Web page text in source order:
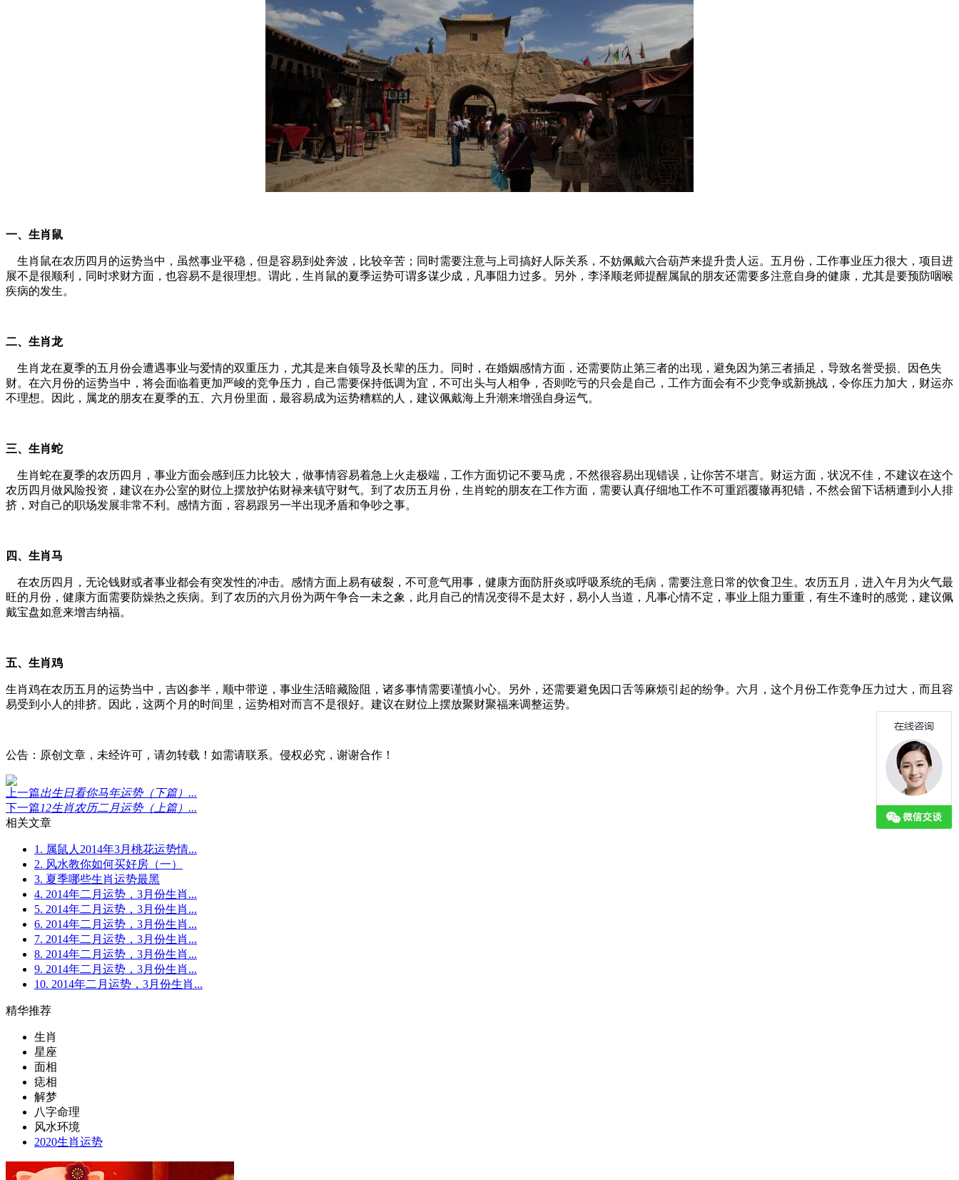
一、生肖鼠
生肖鼠在农历四月的运势当中，虽然事业平稳，但是容易到处奔波，比较辛苦；同时需要注意与上司搞好人际关系，不妨佩戴六合葫芦来提升贵人运。五月份，工作事业压力很大，项目进
展不是很顺利，同时求财方面，也容易不是很理想。谓此，生肖鼠的夏季运势可谓多谋少成，凡事阻力过多。另外，李泽顺老师提醒属鼠的朋友还需要多注意自身的健康，尤其是要预防咽喉
疾病的发生。
二、生肖龙
生肖龙在夏季的五月份会遭遇事业与爱情的双重压力，尤其是来自领导及长辈的压力。同时，在婚姻感情方面，还需要防止第三者的出现，避免因为第三者插足，导致名誉受损、因色失
财。在六月份的运势当中，将会面临着更加严峻的竞争压力，自己需要保持低调为宜，不可出头与人相争，否则吃亏的只会是自己，工作方面会有不少竞争或新挑战，令你压力加大，财运亦
不理想。因此，属龙的朋友在夏季的五、六月份里面，最容易成为运势糟糕的人，建议佩戴海上升潮来增强自身运气。
三、生肖蛇
生肖蛇在夏季的农历四月，事业方面会感到压力比较大，做事情容易着急上火走极端，工作方面切记不要马虎，不然很容易出现错误，让你苦不堪言。财运方面，状况不佳，不建议在这个
农历四月做风险投资，建议在办公室的财位上摆放护佑财禄来镇守财气。到了农历五月份，生肖蛇的朋友在工作方面，需要认真仔细地工作不可重蹈覆辙再犯错，不然会留下话柄遭到小人排
挤，对自己的职场发展非常不利。感情方面，容易跟另一半出现矛盾和争吵之事。
四、生肖马
在农历四月，无论钱财或者事业都会有突发性的冲击。感情方面上易有破裂，不可意气用事，健康方面防肝炎或呼吸系统的毛病，需要注意日常的饮食卫生。农历五月，进入午月为火气最
旺的月份，健康方面需要防燥热之疾病。到了农历的六月份为两午争合一未之象，此月自己的情况变得不是太好，易小人当道，凡事心情不定，事业上阻力重重，有生不逢时的感觉，建议佩
戴宝盘如意来增吉纳福。
五、生肖鸡
生肖鸡在农历五月的运势当中，吉凶参半，顺中带逆，事业生活暗藏险阻，诸多事情需要谨慎小心。另外，还需要避免因口舌等麻烦引起的纷争。六月，这个月份工作竞争压力过大，而且容
易受到小人的排挤。因此，这两个月的时间里，运势相对而言不是很好。建议在财位上摆放聚财聚福来调整运势。
公告：原创文章，未经许可，请勿转载！如需请联系。侵权必究，谢谢合作！
上一篇出生日看你马年运势（下篇）...
下一篇12生肖农历二月运势（上篇）...
相关文章
1. 属鼠人2014年3月桃花运势情...
2. 风水教你如何买好房（一）
3. 夏季哪些生肖运势最黑
4. 2014年二月运势，3月份生肖...
5. 2014年二月运势，3月份生肖...
6. 2014年二月运势，3月份生肖...
7. 2014年二月运势，3月份生肖...
8. 2014年二月运势，3月份生肖...
9. 2014年二月运势，3月份生肖...
10. 2014年二月运势，3月份生肖...
精华推荐
生肖
星座
面相
痣相
解梦
八字命理
风水环境
2020生肖运势